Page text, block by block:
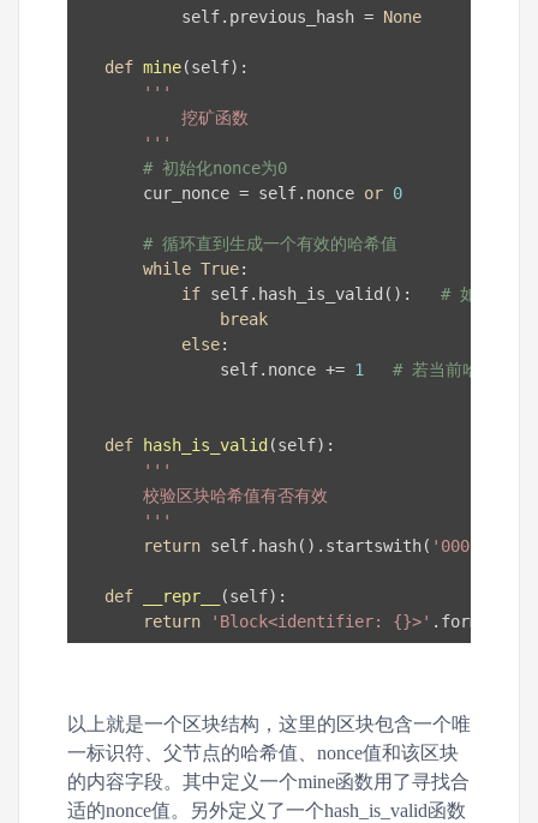
self.previous_hash = None
def mine(self) :
'''
挖矿函数
'''
# 初始化nonce为0
cur_nonce = self.nonce or 0
# 循环直到生成一个有效的哈希值
while True:
if self.hash_is_valid(): # 如果生成
break
else:
self.nonce += 1 # 若当前哈希值无
def hash_is_valid (self) :
'''
校验区块哈希值有否有效
'''
return self.hash().startswith( '0000'
def __repr__ (self) :
return
'Block<identifier: {}>'
以上就是一个区块结构，这里的区块包含一个唯
一标识符、父节点的哈希值、nonce值和该区块
的内容字段。其中定义一个mine函数用了寻找合
适的nonce值。另外定义了一个hash_is_valid函数